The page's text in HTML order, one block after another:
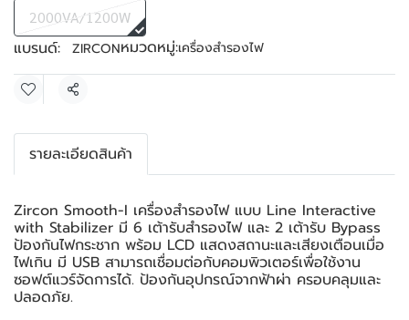
2000VA/1200W
แบรนด์: ZIRCONหมวดหมู่:เครื่องสำรองไฟ
แชร์
รายละเอียดสินค้า
Zircon Smooth-I เครื่องสำรองไฟ แบบ Line Interactive
with Stabilizer มี 6 เต้ารับสำรองไฟ และ 2 เต้ารับ Bypass
ป้องกันไฟกระชาก พร้อม LCD แสดงสถานะและเสียงเตือนเมื่อ
ไฟเกิน มี USB สามารถเชื่อมต่อกับคอมพิวเตอร์เพื่อใช้งาน
ซอฟต์แวร์จัดการได้. ป้องกันอุปกรณ์จากฟ้าผ่า ครอบคลุมและ
ปลอดภัย.